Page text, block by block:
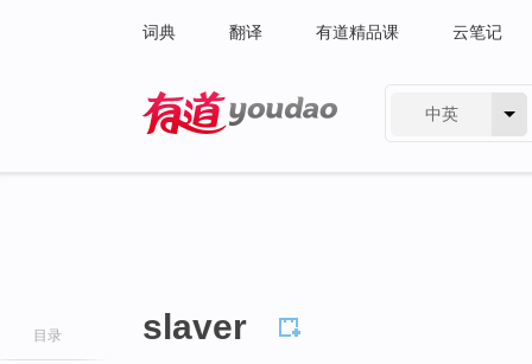
词典 翻译 有道精品课 云笔记
中英
目录 slaver